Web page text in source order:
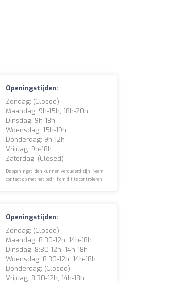
Openingstijden:
Zondag: (closed)
Maandag: 9h-15h, 18h-20h
Dinsdag: 9h-18h
Woensdag: 15h-19h
Donderdag: 9h-12h
Vrijdag: 9h-18h
Zaterdag: (closed)
De openingstijden kunnen verouderd zijn. Neem
contact op met het bedrijf om dit te controleren.
Openingstijden:
Zondag: (closed)
Maandag: 8:30-12h, 14h-18h
Dinsdag: 8:30-12h, 14h-18h
Woensdag: 8:30-12h, 14h-18h
Donderdag: (closed)
Vrijdag: 8:30-12h, 14h-18h